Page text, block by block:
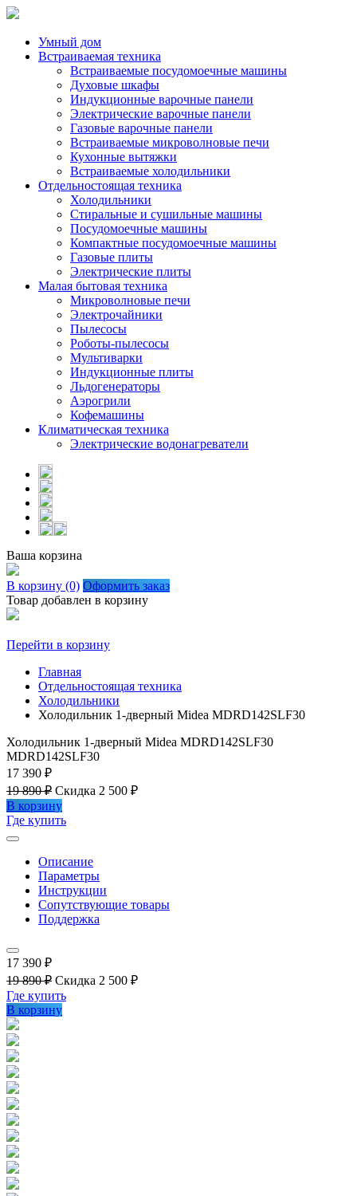
Умный дом
Встраиваемая техника
Встраиваемые посудомоечные машины
Духовые шкафы
Индукционные варочные панели
Электрические варочные панели
Газовые варочные панели
Встраиваемые микроволновые печи
Кухонные вытяжки
Встраиваемые холодильники
Отдельностоящая техника
Холодильники
Стиральные и сушильные машины
Посудомоечные машины
Компактные посудомоечные машины
Газовые плиты
Электрические плиты
Малая бытовая техника
Микроволновые печи
Электрочайники
Пылесосы
Роботы-пылесосы
Мультиварки
Индукционные плиты
Льдогенераторы
Аэрогрили
Кофемашины
Климатическая техника
Электрические водонагреватели
Ваша корзина
В корзину (0) Оформить заказ
Товар добавлен в корзину
Перейти в корзину
Главная
Отдельностоящая техника
Холодильники
Холодильник 1-дверный Midea MDRD142SLF30
Холодильник 1-дверный Midea MDRD142SLF30
MDRD142SLF30
17 390 ₽
19 890 ₽ Скидка 2 500 ₽
В корзину
Где купить
Описание
Параметры
Инструкции
Сопутствующие товары
Поддержка
17 390 ₽
19 890 ₽ Скидка 2 500 ₽
Где купить
В корзину